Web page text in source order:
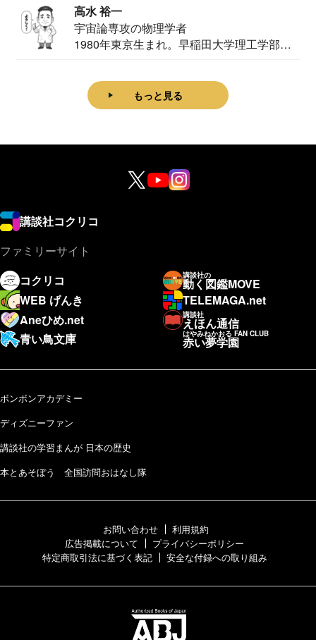
高水 裕一
宇宙論専攻の物理学者
1980年東京生まれ。早稲田大学理工学部物
もっと見る
講談社コクリコ
ファミリーサイト
コクリコ
講談社の
動く図鑑MOVE
WEB げんき
TELEMAGA.net
Aneひめ.net
講談社
えほん通信
青い鳥文庫
はやみねかおる FAN CLUB
赤い夢学園
ボンボンアカデミー
ディズニーファン
講談社の学習まんが 日本の歴史
本とあそぼう 全国訪問おはなし隊
お問い合わせ
利用規約
広告掲載について
プライバシーポリシー
特定商取引法に基づく表記
安全な付録への取り組み